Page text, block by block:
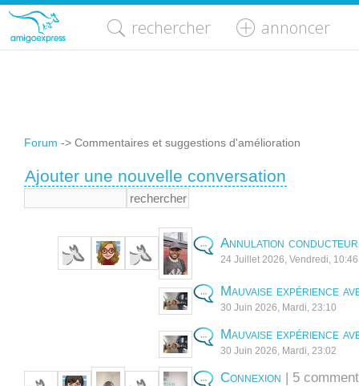
rechercher annoncer
Forum -> Commentaires et suggestions d'amélioration
Ajouter une nouvelle conversation
Annulation conducteur
24 Juillet 2026, Vendredi, 10:46
Mauvaise expérience
30 Juin 2026, Mardi, 23:10
Mauvaise expérience
30 Juin 2026, Mardi, 23:02
Connexion | 5